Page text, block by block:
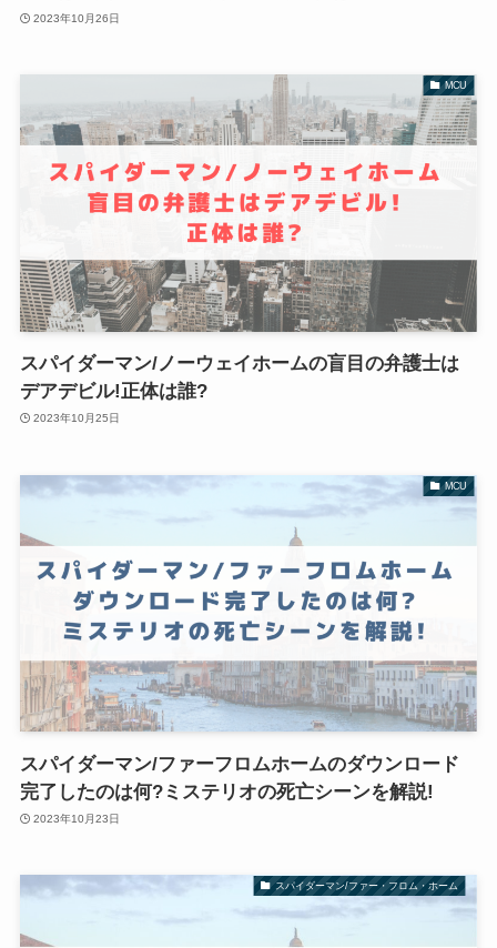
2023年10月26日
MCU
スパイダーマン/ノーウェイホームの盲目の弁護士は
デアデビル!正体は誰?
2023年10月25日
MCU
スパイダーマン/ファーフロムホームのダウンロード
完了したのは何?ミステリオの死亡シーンを解説!
2023年10月23日
スパイダーマン/ファー・フロム・ホーム